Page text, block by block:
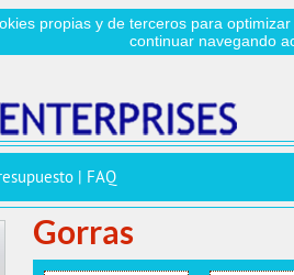
propias y de terceros para
continuar navegando
FAQ
Gorras